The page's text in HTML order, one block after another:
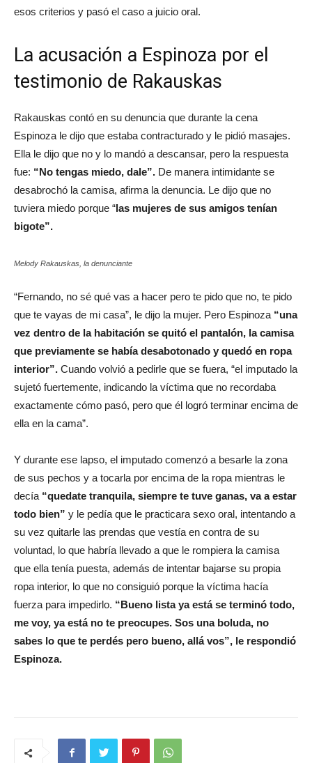
esos criterios y pasó el caso a juicio oral.
La acusación a Espinoza por el
testimonio de Rakauskas
Rakauskas contó en su denuncia que durante la cena
Espinoza le dijo que estaba contracturado y le pidió masajes.
Ella le dijo que no y lo mandó a descansar, pero la respuesta
fue: “No tengas miedo, dale”. De manera intimidante se
desabrochó la camisa, afirma la denuncia. Le dijo que no
tuviera miedo porque “las mujeres de sus amigos tenían
bigote”.
Melody Rakauskas, la denunciante
“Fernando, no sé qué vas a hacer pero te pido que no, te pido
que te vayas de mi casa”, le dijo la mujer. Pero Espinoza “una
vez dentro de la habitación se quitó el pantalón, la camisa
que previamente se había desabotonado y quedó en ropa
interior”. Cuando volvió a pedirle que se fuera, “el imputado la
sujetó fuertemente, indicando la víctima que no recordaba
exactamente cómo pasó, pero que él logró terminar encima de
ella en la cama”.
Y durante ese lapso, el imputado comenzó a besarle la zona
de sus pechos y a tocarla por encima de la ropa mientras le
decía “quedate tranquila, siempre te tuve ganas, va a estar
todo bien” y le pedía que le practicara sexo oral, intentando a
su vez quitarle las prendas que vestía en contra de su
voluntad, lo que habría llevado a que le rompiera la camisa
que ella tenía puesta, además de intentar bajarse su propia
ropa interior, lo que no consiguió porque la víctima hacía
fuerza para impedirlo. “Bueno lista ya está se terminó todo,
me voy, ya está no te preocupes. Sos una boluda, no
sabes lo que te perdés pero bueno, allá vos”, le respondió
Espinoza.